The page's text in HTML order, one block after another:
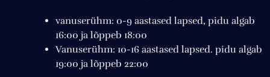
vanuserühm: 0-9 aastased lapsed, pidu algab
16:00 ja lõppeb 18:00
Vanuserühm: 10-16 aastased lapsed. pidu algab
19:00 ja lõppeb 22:00